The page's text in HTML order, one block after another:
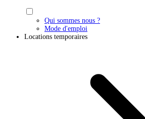
Qui sommes nous ?
Mode d'emploi
Locations temporaires